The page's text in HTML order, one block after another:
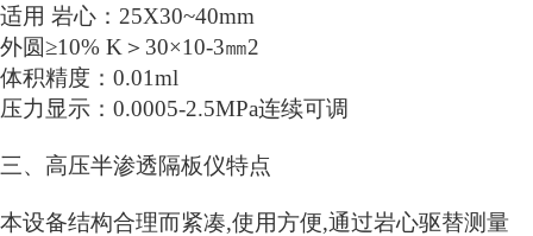
适用 岩心：25X30~40mm
外圆≥10% K＞30×10-3㎜2
体积精度：0.01ml
压力显示：0.0005-2.5MPa连续可调
三、高压半渗透隔板仪特点
本设备结构合理而紧凑,使用方便,通过岩心驱替测量